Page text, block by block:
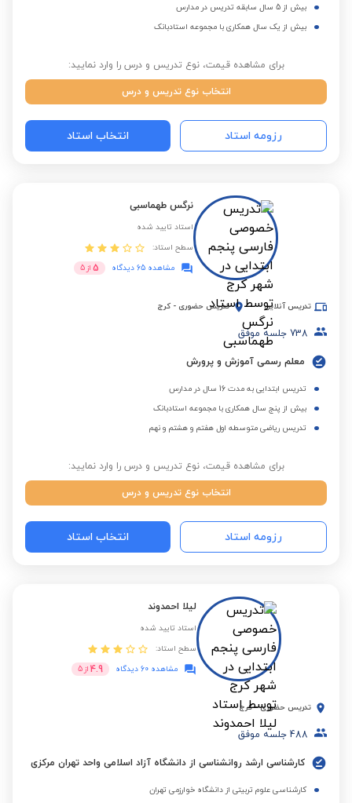
بیش از 5 سال سابقه تدریس در مدارس
بیش از یک سال همکاری با مجموعه استادبانک
برای مشاهده قیمت، نوع تدریس و درس را وارد نمایید:
انتخاب نوع تدریس و درس
رزومه استاد انتخاب استاد
نرگس طهماسبی
استاد تایید شده
سطح استاد:
مشاهده 65 دیدگاه
5 از 5
تدریس آنلاین تدریس حضوری - کرج
738 جلسه موفق
معلم رسمی آموزش و پرورش
تدریس ابتدایی به مدت 16 سال در مدارس
بیش از پنج سال همکاری با مجموعه استادبانک
تدریس ریاضی متوسطه اول هفتم و هشتم و نهم
برای مشاهده قیمت، نوع تدریس و درس را وارد نمایید:
انتخاب نوع تدریس و درس
رزومه استاد انتخاب استاد
لیلا احمدوند
استاد تایید شده
سطح استاد:
مشاهده 60 دیدگاه
4.9 از 5
تدریس حضوری - کرج
488 جلسه موفق
کارشناسی ارشد روانشناسی از دانشگاه آزاد اسلامی واحد تهران مرکزی
کارشناسی علوم تربیتی از دانشگاه خوارزمی تهران